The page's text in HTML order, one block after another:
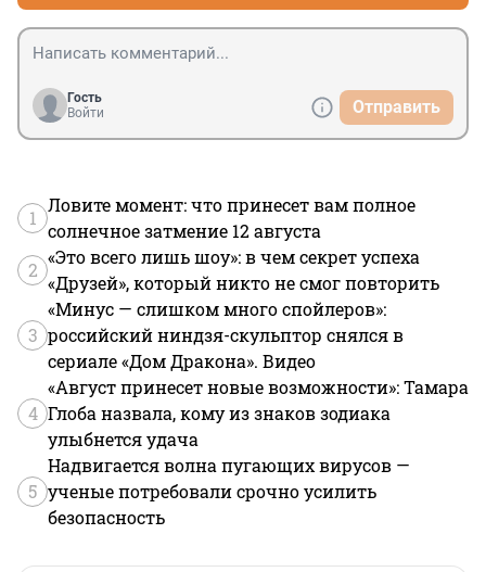
Гость
Войти
Отправить
1
Ловите момент: что принесет вам полное
солнечное затмение 12 августа
2
«Это всего лишь шоу»: в чем секрет успеха
«Друзей», который никто не смог повторить
3
«Минус — слишком много спойлеров»:
российский ниндзя-скульптор снялся в
сериале «Дом Дракона». Видео
4
«Август принесет новые возможности»: Тамара
Глоба назвала, кому из знаков зодиака
улыбнется удача
5
Надвигается волна пугающих вирусов —
ученые потребовали срочно усилить
безопасность